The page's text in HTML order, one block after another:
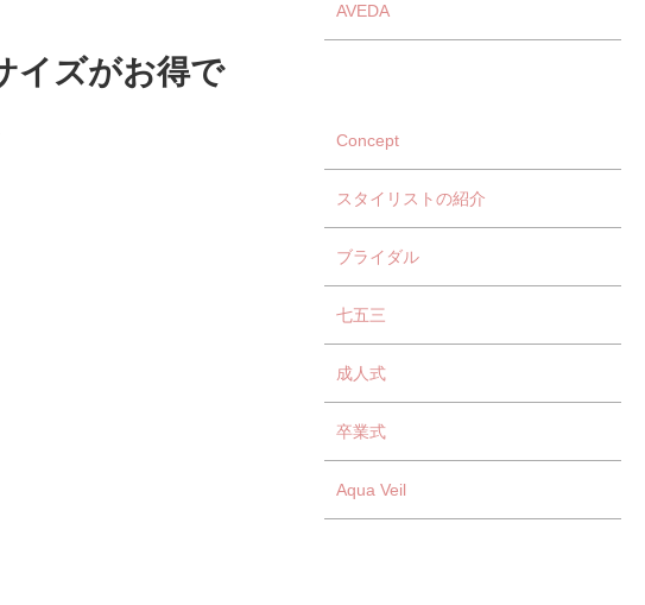
AVEDA
Concept
スタイリストの紹介
ブライダル
七五三
成人式
卒業式
Aqua Veil